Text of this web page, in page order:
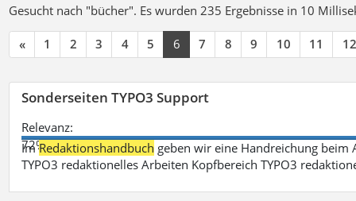
Gesucht nach "bücher". Es wurden 235 Ergebnisse in 10
« 1 2 3 4 5 6 7 8 9 10 11 12
Sonderseiten TYPO3 Support
Relevanz:
72%
ImRedaktionshandbuch geben wir eine Handreichung beim
TYPO3 redaktionelles Arbeiten Kopfbereich TYPO3